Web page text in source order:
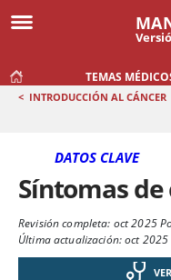
TEMAS
< INTRODUCCIÓN AL CÁNCER
DATOS CLAVE
Síntomas de
Revisión completa: oct 2025
Última actualización: oct 2025